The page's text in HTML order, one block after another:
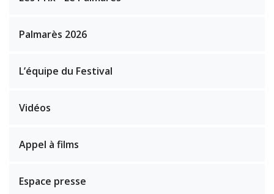
Palmarès 2026
L’équipe du Festival
Vidéos
Appel à films
Espace presse